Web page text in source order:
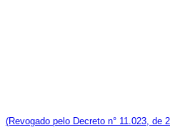
(Revogado pelo Decreto n° 11.023, de